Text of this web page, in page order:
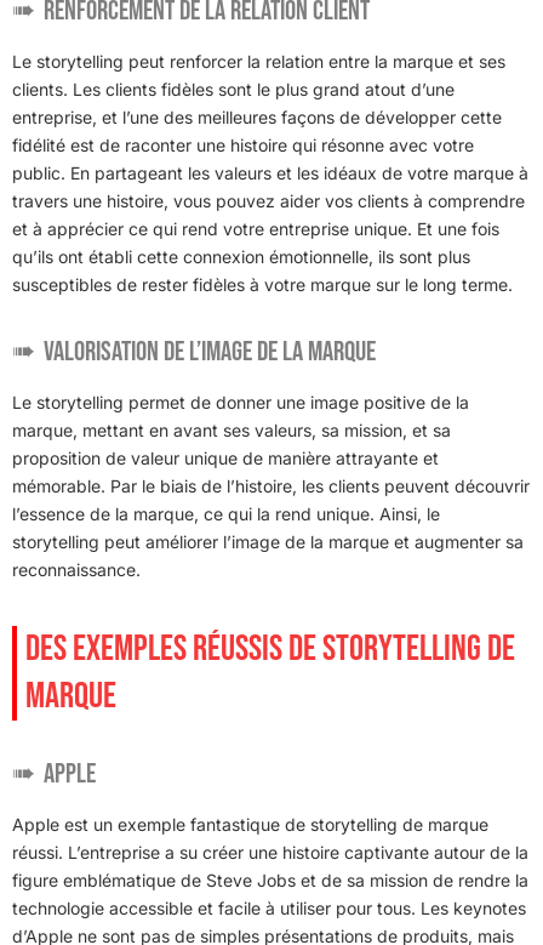
Renforcement de la relation client
Le storytelling peut renforcer la relation entre la marque et ses
clients. Les clients fidèles sont le plus grand atout d’une
entreprise, et l’une des meilleures façons de développer cette
fidélité est de raconter une histoire qui résonne avec votre
public. En partageant les valeurs et les idéaux de votre marque à
travers une histoire, vous pouvez aider vos clients à comprendre
et à apprécier ce qui rend votre entreprise unique. Et une fois
qu’ils ont établi cette connexion émotionnelle, ils sont plus
susceptibles de rester fidèles à votre marque sur le long terme.
Valorisation de l’image de la marque
Le storytelling permet de donner une image positive de la
marque, mettant en avant ses valeurs, sa mission, et sa
proposition de valeur unique de manière attrayante et
mémorable. Par le biais de l’histoire, les clients peuvent découvrir
l’essence de la marque, ce qui la rend unique. Ainsi, le
storytelling peut améliorer l’image de la marque et augmenter sa
reconnaissance.
DES EXEMPLES RÉUSSIS DE STORYTELLING DE
MARQUE
Apple
Apple est un exemple fantastique de storytelling de marque
réussi. L’entreprise a su créer une histoire captivante autour de la
figure emblématique de Steve Jobs et de sa mission de rendre la
technologie accessible et facile à utiliser pour tous. Les keynotes
d’Apple ne sont pas de simples présentations de produits, mais